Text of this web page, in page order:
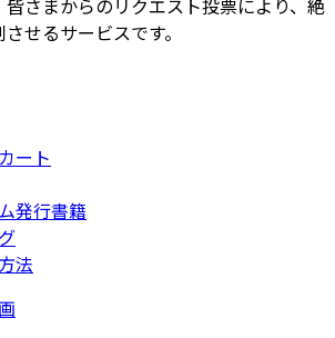
さまからのリクエスト投票により、絶
せるサービスです。
ート
発行書籍
法